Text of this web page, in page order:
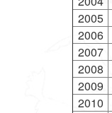
2005
2006
2007
2008
2009
2010